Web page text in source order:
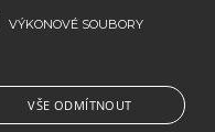
Shop5.cz
VÝKONOVÉ SOUBORY
VŠE ODMÍTNOUT